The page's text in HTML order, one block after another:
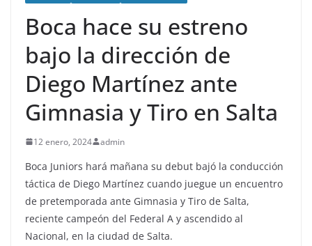
Boca hace su estreno
bajo la dirección de
Diego Martínez ante
Gimnasia y Tiro en Salta
12 enero, 2024 admin
Boca Juniors hará mañana su debut bajó la conducción
táctica de Diego Martínez cuando juegue un encuentro
de pretemporada ante Gimnasia y Tiro de Salta,
reciente campeón del Federal A y ascendido al
Nacional, en la ciudad de Salta.